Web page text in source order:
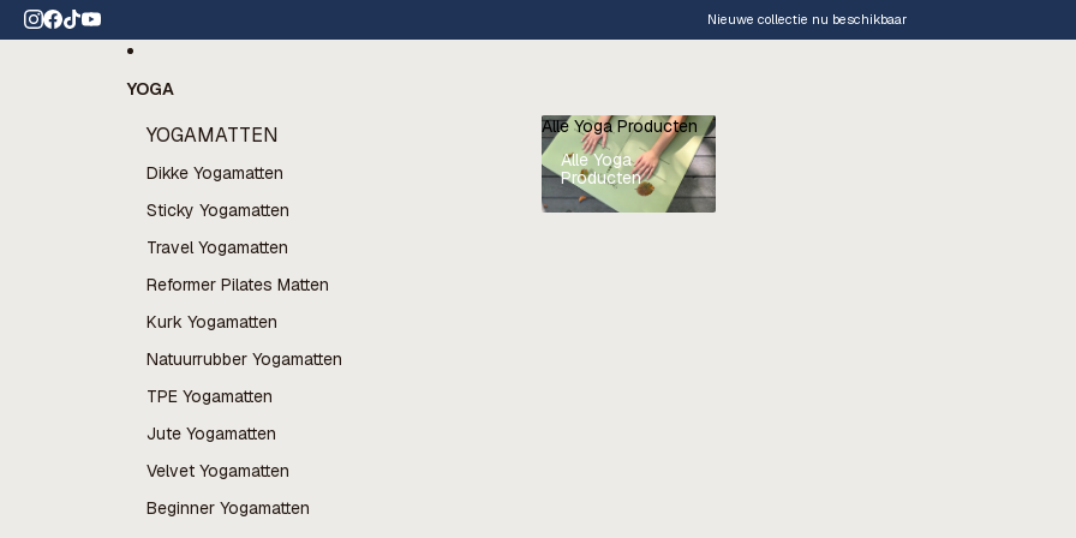
vanaf €60 Nieuwe collectie nu beschikbaar
YOGA
YOGAMATTEN
Dikke Yogamatten
Sticky Yogamatten
Travel Yogamatten
Reformer Pilates Matten
Kurk Yogamatten
Natuurrubber Yogamatten
TPE Yogamatten
Jute Yogamatten
Velvet Yogamatten
Beginner Yogamatten
Alle Yoga Producten
Alle Yoga
Producten